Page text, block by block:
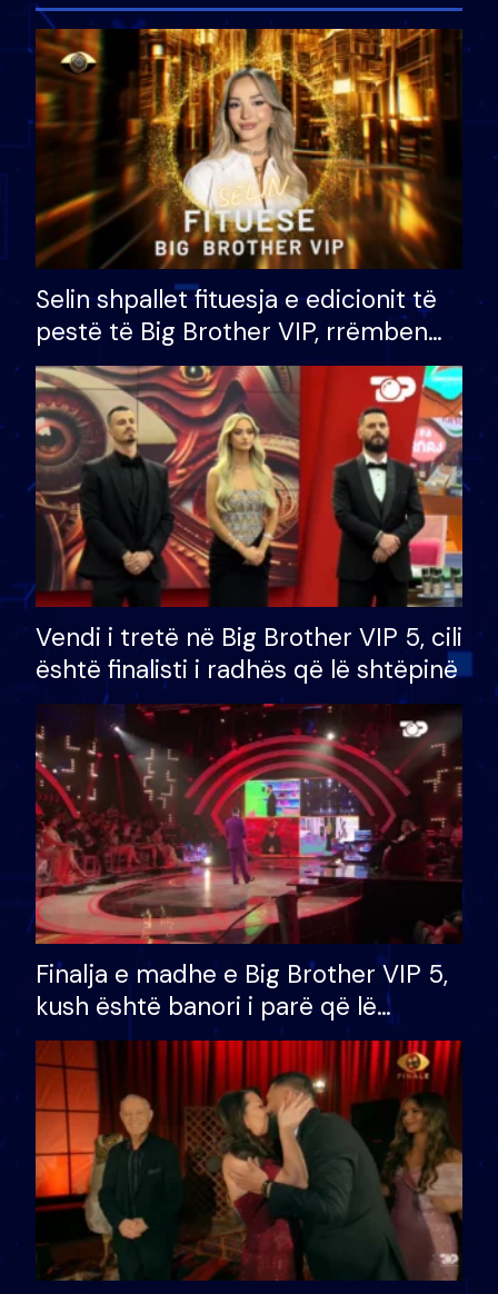
Selin shpallet fituesja e edicionit të
pestë të Big Brother VIP, rrëmben
çmimin e madh prej 100 mijë eurosh
Vendi i tretë në Big Brother VIP 5, cili
është finalisti i radhës që lë shtëpinë
Finalja e madhe e Big Brother VIP 5,
kush është banori i parë që lë
shtëpinë dhe humb mundësinë për
të fituar çmimin e madh